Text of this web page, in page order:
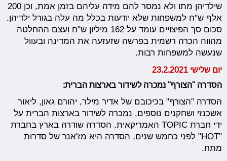
שילדיהן מתו ולא נמסר להם מידה עליהם בזמן אמת, וכן 200
אלף ש"ח למשפחות שלא יודעות בכלל מה עלה בגורל ילדיהן.
סכום סך הפיצויים עומד על 162 מיליון ש"ח ועצם ההחלטה
מהווה הכרה רשמית בפרשה שזעזעה את המדינה ובעוול
שנעשה למשפחות רבות.
יום שלישי 23.2.2021
הסדרה "הצורף" נמכרה לשידור בארצות הברית:
הסדרה "הצורף" בכיכובם של אדיר מילר, יהורם גאון, ליאור
אשכנזי ושחקנים נוספים, נמכרה לשידור בארצות הברית על
ידי חברת TOPIC האמריקאית. הסדרה שודרה בארץ בחברת
"HOT" לפני כחמש שנים, הסדרה היא מז'אנר של סדרות
מתח.